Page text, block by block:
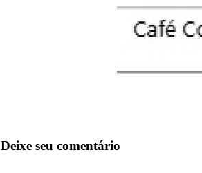
Deixe seu comentário